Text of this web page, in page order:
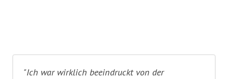
"Ich war wirklich beeindruckt von der